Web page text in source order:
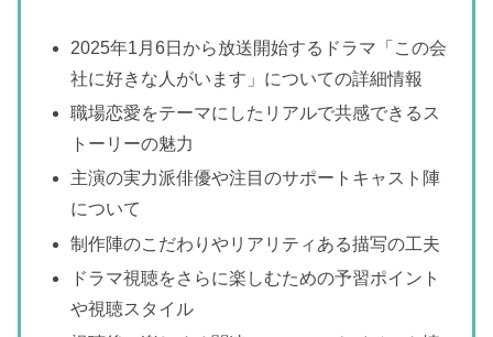
2025年1月6日から放送開始するドラマ「この会
社に好きな人がいます」についての詳細情報
職場恋愛をテーマにしたリアルで共感できるス
トーリーの魅力
主演の実力派俳優や注目のサポートキャスト陣
について
制作陣のこだわりやリアリティある描写の工夫
ドラマ視聴をさらに楽しむための予習ポイント
や視聴スタイル